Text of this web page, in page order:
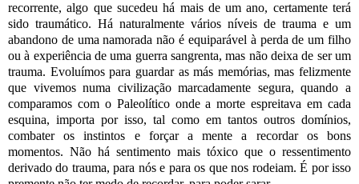
recorrente, algo que sucedeu há mais de um ano, certamente terá
sido traumático. Há naturalmente vários níveis de trauma e um
abandono de uma namorada não é equiparável à perda de um filho
ou à experiência de uma guerra sangrenta, mas não deixa de ser um
trauma. Evoluímos para guardar as más memórias, mas felizmente
que vivemos numa civilização marcadamente segura, quando a
comparamos com o Paleolítico onde a morte espreitava em cada
esquina, importa por isso, tal como em tantos outros domínios,
combater os instintos e forçar a mente a recordar os bons
momentos. Não há sentimento mais tóxico que o ressentimento
derivado do trauma, para nós e para os que nos rodeiam. É por isso